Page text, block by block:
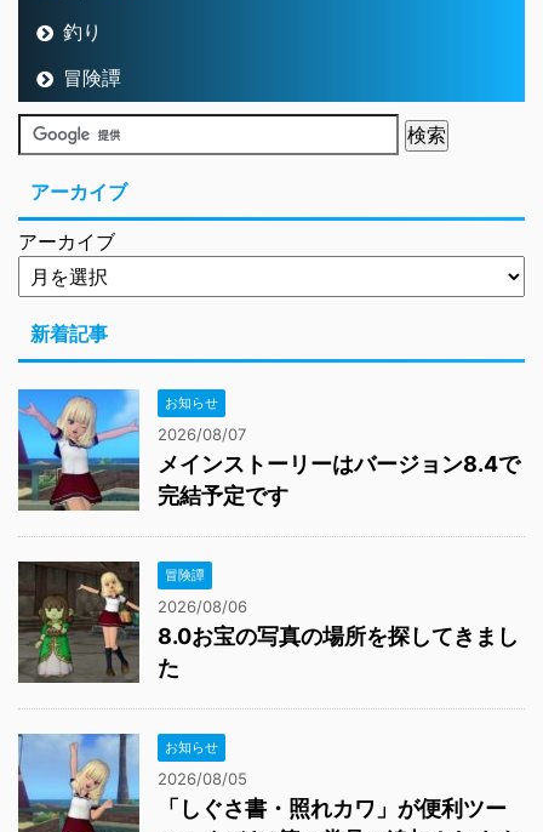
釣り
冒険譚
アーカイブ
アーカイブ
新着記事
お知らせ
2026/08/07
メインストーリーはバージョン8.4で
完結予定です
冒険譚
2026/08/06
8.0お宝の写真の場所を探してきまし
た
お知らせ
2026/08/05
「しぐさ書・照れカワ」が便利ツー